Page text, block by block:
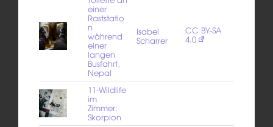
einer
Raststatio
n
während
einer
langen
Busfahrt,
Nepal
Isabel
Scharrer
CC BY-SA
4.0
11-Wildlife
im
Zimmer:
Skorpion